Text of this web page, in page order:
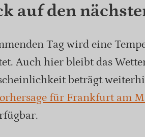
auf den
Tag wird eine
Auch hier bleibt das
beträgt
für Frankfurt am